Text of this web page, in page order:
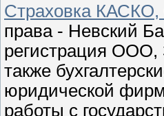
Страховка
права - Невский
регистрация
также
юридической
работы с